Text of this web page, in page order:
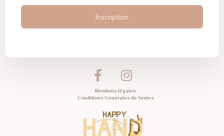
Inscription
Mentions légales
Conditions Générales de Ventes